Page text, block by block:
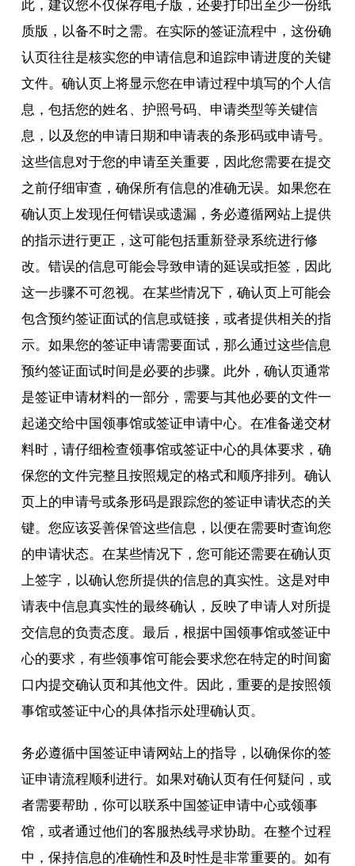
此，建议您不仅保存电子版，还要打印出至少一份纸
质版，以备不时之需。在实际的签证流程中，这份确
认页往往是核实您的申请信息和追踪申请进度的关键
文件。确认页上将显示您在申请过程中填写的个人信
息，包括您的姓名、护照号码、申请类型等关键信
息，以及您的申请日期和申请表的条形码或申请号。
这些信息对于您的申请至关重要，因此您需要在提交
之前仔细审查，确保所有信息的准确无误。如果您在
确认页上发现任何错误或遗漏，务必遵循网站上提供
的指示进行更正，这可能包括重新登录系统进行修
改。错误的信息可能会导致申请的延误或拒签，因此
这一步骤不可忽视。在某些情况下，确认页上可能会
包含预约签证面试的信息或链接，或者提供相关的指
示。如果您的签证申请需要面试，那么通过这些信息
预约签证面试时间是必要的步骤。此外，确认页通常
是签证申请材料的一部分，需要与其他必要的文件一
起递交给中国领事馆或签证申请中心。在准备递交材
料时，请仔细检查领事馆或签证中心的具体要求，确
保您的文件完整且按照规定的格式和顺序排列。确认
页上的申请号或条形码是跟踪您的签证申请状态的关
键。您应该妥善保管这些信息，以便在需要时查询您
的申请状态。在某些情况下，您可能还需要在确认页
上签字，以确认您所提供的信息的真实性。这是对申
请表中信息真实性的最终确认，反映了申请人对所提
交信息的负责态度。最后，根据中国领事馆或签证中
心的要求，有些领事馆可能会要求您在特定的时间窗
口内提交确认页和其他文件。因此，重要的是按照领
事馆或签证中心的具体指示处理确认页。
务必遵循中国签证申请网站上的指导，以确保你的签
证申请流程顺利进行。如果对确认页有任何疑问，或
者需要帮助，你可以联系中国签证申请中心或领事
馆，或者通过他们的客服热线寻求协助。在整个过程
中，保持信息的准确性和及时性是非常重要的。如有